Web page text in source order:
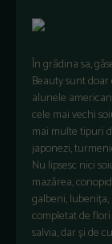
În grădina sa,
Beauty sunt
alunele
cele mai vechi
mai multe tipuri
japonezi,
Nu lipsesc nici
mazărea,
galbeni,
completat de
salvia, dar și de